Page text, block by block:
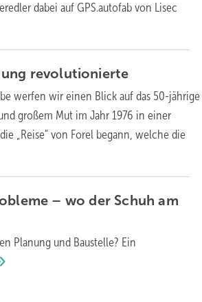
dabei auf GPS.autofab von Lisec
revolutionierte
werfen wir einen Blick auf das 50-jährige
großem Mut im Jahr 1976 in einer
„Reise" von Forel begann, welche die
– wo der Schuh am
Planung und Baustelle? Ein